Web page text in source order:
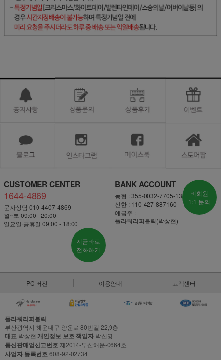
CUSTOMER CENTER
1644-4869
문자상담 010-4407-4869
월~토 09:00 - 20:00
일요일·공휴일 09:00 - 18:00
지금바로
전화하기
BANK ACCOUNT
농협 : 355-0032-7705-13
신한 : 110-427-887160
예금주 :
플라워리퍼블릭(박상현)
비회원
1:1 문의
PC 버전 이용안내 고객센터
플라워리퍼블릭
부산광역시 해운대구 양운로 80번길 22,9층
대표 박상현 개인정보 보호 책임자 박신영
통신판매업신고번호제2014-부산해운-0664호
사업자 등록번호608-92-02734